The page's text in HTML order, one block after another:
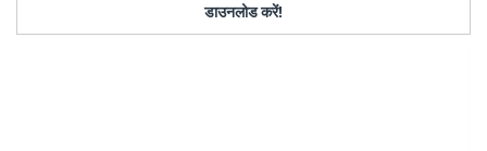
डाउनलोड करें!